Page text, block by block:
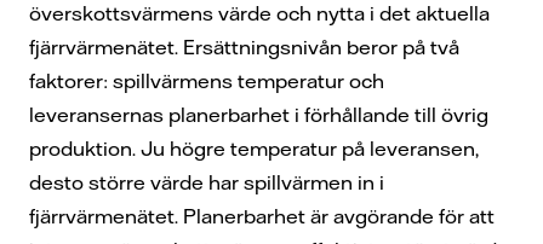
överskottsvärmens värde och nytta i det aktuella
fjärrvärmenätet. Ersättningsnivån beror på två
faktorer: spillvärmens temperatur och
leveransernas planerbarhet i förhållande till övrig
produktion. Ju högre temperatur på leveransen,
desto större värde har spillvärmen in i
fjärrvärmenätet. Planerbarhet är avgörande för att